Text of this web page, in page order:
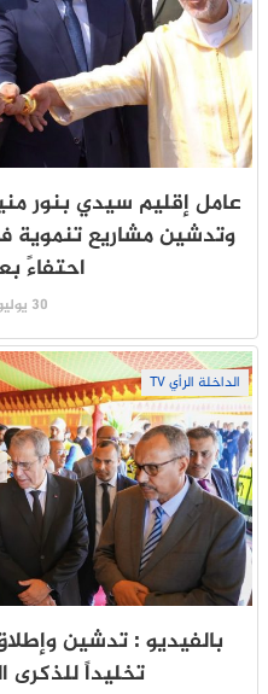
عامل إقليم سيدي بنور
وتدشين مشاريع تنموية
احتفاءً
30 يوليو 2026
الداخلة الرأي TV
بالفيديو : تدشين
تخليداً للذكرى الـ27 لعيد